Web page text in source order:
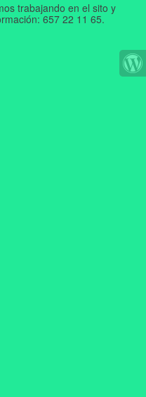
trabajando en el sito y
657 22 11 65.